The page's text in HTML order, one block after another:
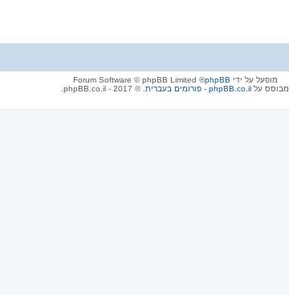
מופעל על ידי phpBB
® Forum Software © phpBB Limited
מבוסס על phpBB.co.il - פורומים בעברית . © 2017 - phpBB.co.il.